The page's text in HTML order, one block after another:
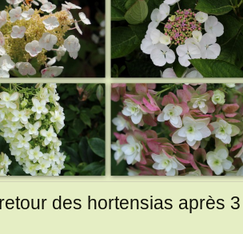
des hortensias après